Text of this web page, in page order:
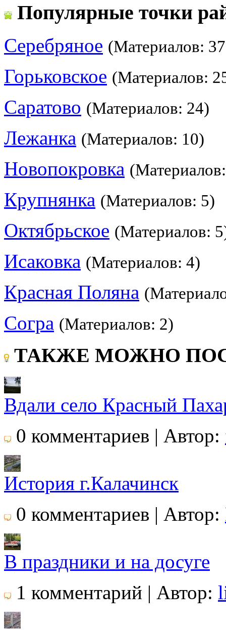
Популярные точки
Серебряное (Материалов:
Горьковское (Материалов:
Саратово (Материалов: 24)
Лежанка (Материалов: 10)
Новопокровка
Крупнянка (Материалов: 5)
Октябрьское (Материалов:
Исаковка (Материалов: 4)
Красная Поляна
Согра (Материалов: 2)
ТАКЖЕ МОЖНО
Вдали село Красный
0 комментариев | Автор:
История г.Калачинск
0 комментариев | Автор:
В праздники и на досуге
1 комментарий | Автор: